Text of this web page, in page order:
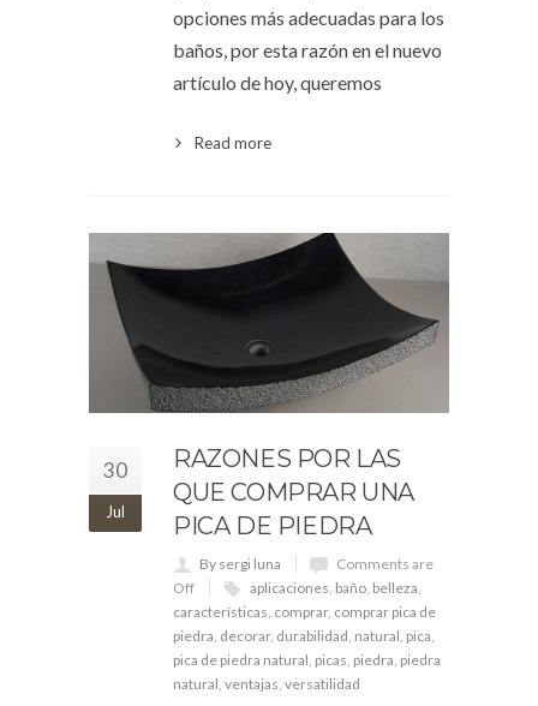
opciones más adecuadas para los
baños, por esta razón en el nuevo
artículo de hoy, queremos
Read more
30
Jul
RAZONES POR LAS
QUE COMPRAR UNA
PICA DE PIEDRA
By sergi luna
Comments are
Off
aplicaciones baño belleza
características comprar, comprar pica de
piedra decorar, durabilidad natural pica
pica de piedra natural picas piedra piedra
natural ventajas versatilidad